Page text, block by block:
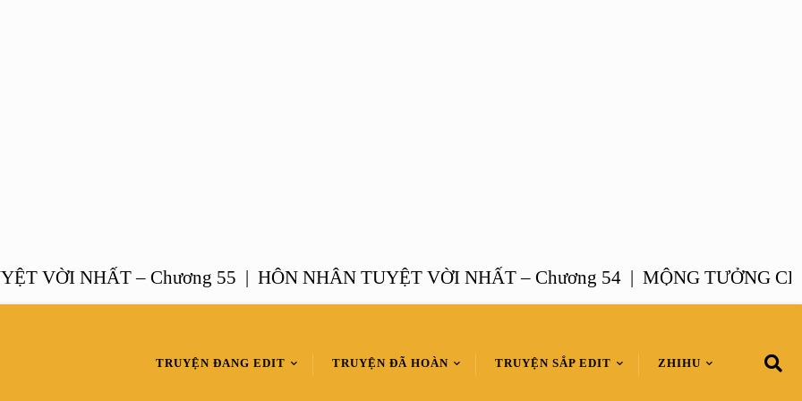
NHẤT – Chương 55 |HÔN NHÂN TUYỆT VỜI NHẤT – Chương 54 |MỘNG TƯỞNG
TRUYỆN ĐANG EDIT TRUYỆN ĐÃ HOÀN TRUYỆN SẮP EDIT ZHIHU